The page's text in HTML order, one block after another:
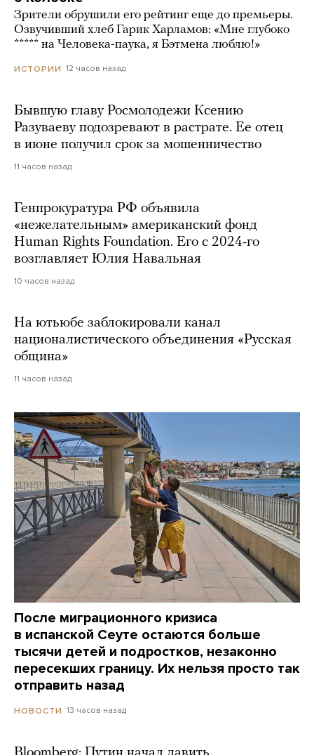
Зрители обрушили его рейтинг еще до премьеры.
Озвучивший хлеб Гарик Харламов: «Мне глубоко
***** на Человека-паука, я Бэтмена люблю!»
ИСТОРИИ 12 часов назад
Бывшую главу Росмолодежи Ксению
Разуваеву подозревают в растрате. Ее отец
в июне получил срок за мошенничество
11 часов назад
Генпрокуратура РФ объявила
«нежелательным» американский фонд
Human Rights Foundation. Его с 2024-го
возглавляет Юлия Навальная
10 часов назад
На ютьюбе заблокировали канал
националистического объединения «Русская
община»
11 часов назад
После миграционного кризиса
в испанской Сеуте остаются больше
тысячи детей и подростков, незаконно
пересекших границу. Их нельзя просто так
отправить назад
НОВОСТИ 13 часов назад